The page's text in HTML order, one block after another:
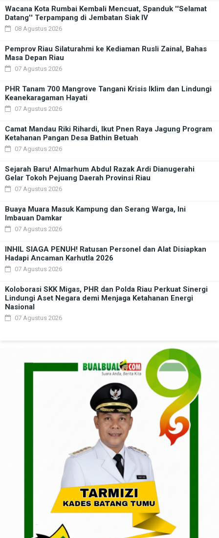
Wacana Kota Rumbai Kembali Mencuat, Spanduk ''Selamat
Datang'' Terpampang di Jembatan Siak IV
08 Agustus 2026
Pemprov Riau Silaturahmi ke Kediaman Rusli Zainal, Bahas
Masa Depan Riau
07 Agustus 2026
PHR Tanam 700 Mangrove Tangani Krisis Iklim dan Lindungi
Keanekaragaman Hayati
07 Agustus 2026
Camat Mandau Riki Rihardi, Ikut Pnen Raya Jagung Program
Ketahanan Pangan Desa Bathin Betuah
07 Agustus 2026
Sejarah Baru! Almarhum Abdul Razak Ardi Dianugerahi
Gelar Tokoh Pejuang Daerah Provinsi Riau
07 Agustus 2026
Buaya Muara Masuk Kampung dan Serang Warga, Ini
Imbauan Damkar
07 Agustus 2026
INHIL SIAGA PENUH! Ratusan Personel dan Alat Disiapkan
Hadapi Ancaman Karhutla 2026
07 Agustus 2026
Koloborasi SKK Migas, PHR dan Polda Riau Perkuat Sinergi
Lindungi Aset Negara demi Menjaga Ketahanan Energi
Nasional
07 Agustus 2026